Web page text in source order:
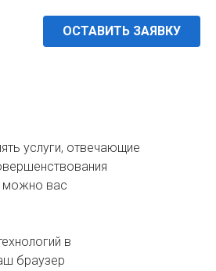
ОСТАВИТЬ ЗАЯВКУ
услуги, отвечающие
можно вас
в
браузер